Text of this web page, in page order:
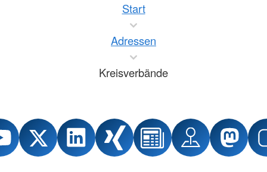
Start
Adressen
Kreisverbände